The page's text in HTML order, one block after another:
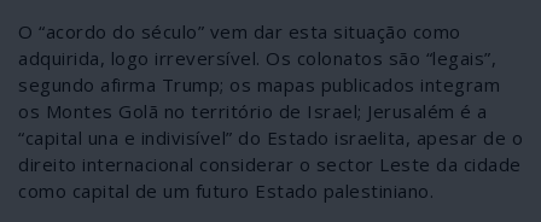
O “acordo do século” vem dar esta situação como
adquirida, logo irreversível. Os colonatos são “legais”,
segundo afirma Trump; os mapas publicados integram
os Montes Golã no território de Israel; Jerusalém é a
“capital una e indivisível” do Estado israelita, apesar de o
direito internacional considerar o sector Leste da cidade
como capital de um futuro Estado palestiniano.